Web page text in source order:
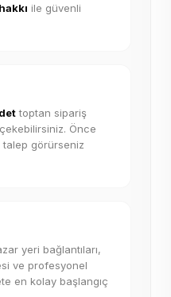
ile güvenli
toptan sipariş
Önce
görürseniz
yeri bağlantıları,
ve profesyonel
en kolay başlangıç